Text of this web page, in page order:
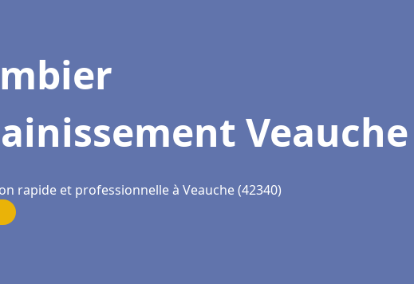
Veauche
rapide et professionnelle à Veauche (42340)